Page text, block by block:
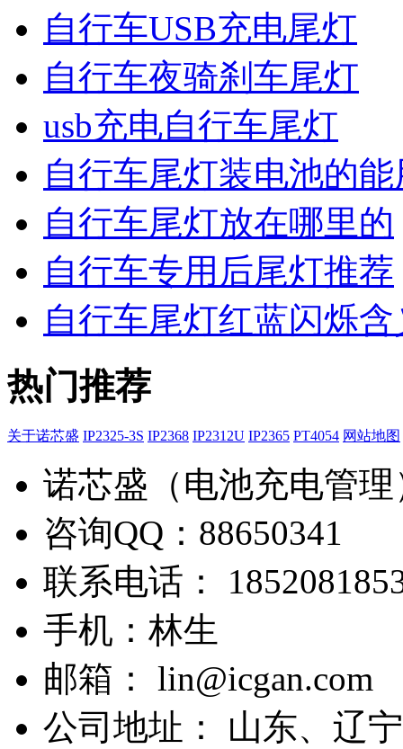
自行车USB充电尾灯
自行车夜骑刹车尾灯
usb充电自行车尾灯
自行车尾灯装电池的
自行车尾灯放在哪里的
自行车专用后尾灯推荐
自行车尾灯红蓝闪烁含
热门推荐
关于诺芯盛 IP2325-3S IP2368 IP2312U IP2365 PT4054 网站地图
诺芯盛（电池充电管理
咨询QQ：88650341
联系电话：
手机：林生
邮箱： lin@icgan.com
公司地址： 山东、辽宁